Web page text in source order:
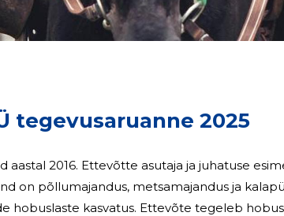
tegevusaruanne 2025
aastal 2016. Ettevõtte asutaja ja juhatuse
on põllumajandus, metsamajandus ja
hobuslaste kasvatus. Ettevõte tegeleb